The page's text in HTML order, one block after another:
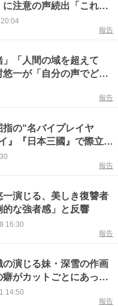
注意の声続出「これは
ったりする」「通報
報告
」「人間の域を超えて
一が「自分の声でどう
」
報告
の“名バイプレイヤ
』『日本三國』で際立つ
報告
一演じる、美しき復讐者
的な強者感」と反響
16:30
報告
演じる妹・深雪の作画
がカットごとにあっ
14:50
報告